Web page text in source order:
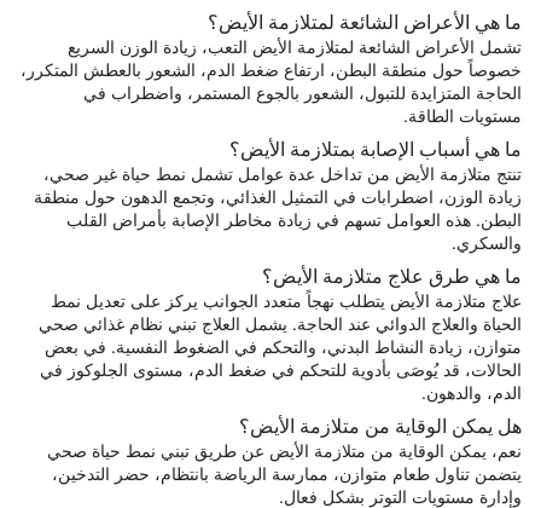
ما هي الأعراض الشائعة لمتلازمة الأيض؟
تشمل الأعراض الشائعة لمتلازمة الأيض التعب، زيادة الوزن السريع
خصوصاً حول منطقة البطن، ارتفاع ضغط الدم، الشعور بالعطش المتكرر،
الحاجة المتزايدة للتبول، الشعور بالجوع المستمر، واضطراب في
مستويات الطاقة.
ما هي أسباب الإصابة بمتلازمة الأيض؟
تنتج متلازمة الأيض من تداخل عدة عوامل تشمل نمط حياة غير صحي،
زيادة الوزن، اضطرابات في التمثيل الغذائي، وتجمع الدهون حول منطقة
البطن. هذه العوامل تسهم في زيادة مخاطر الإصابة بأمراض القلب
والسكري.
ما هي طرق علاج متلازمة الأيض؟
علاج متلازمة الأيض يتطلب نهجاً متعدد الجوانب يركز على تعديل نمط
الحياة والعلاج الدوائي عند الحاجة. يشمل العلاج تبني نظام غذائي صحي
متوازن، زيادة النشاط البدني، والتحكم في الضغوط النفسية. في بعض
الحالات، قد يُوصَى بأدوية للتحكم في ضغط الدم، مستوى الجلوكوز في
الدم، والدهون.
هل يمكن الوقاية من متلازمة الأيض؟
نعم، يمكن الوقاية من متلازمة الأيض عن طريق تبني نمط حياة صحي
يتضمن تناول طعام متوازن، ممارسة الرياضة بانتظام، حضر التدخين،
وإدارة مستويات التوتر بشكل فعال.